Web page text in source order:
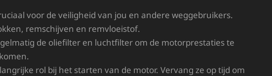
voor de veiligheid van jou en andere weggebruikers.
remschijven en remvloeistof.
de oliefilter en luchtfilter om de motorprestaties te
rol bij het starten van de motor. Vervang ze op tijd om